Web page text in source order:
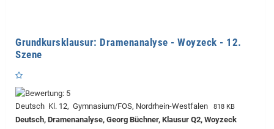
Grundkursklausur: Dramenanalyse - Woyzeck - 12.
Szene
Deutsch Kl. 12, Gymnasium/FOS, Nordrhein-Westfalen 818 KB
Deutsch, Dramenanalyse, Georg Büchner, Klausur Q2, Woyzeck